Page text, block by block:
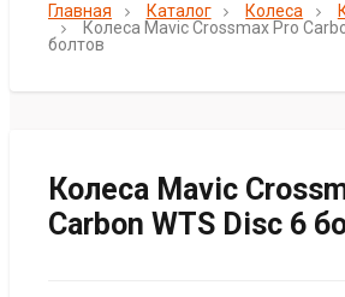
Главная Каталог Колеса
Колеса Mavic Crossmax Pro
болтов
Колеса Mavic
Carbon WTS Disc 6